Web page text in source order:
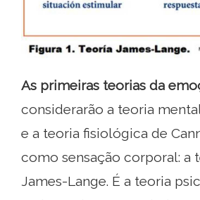
As primeiras teorias da
considerarão a teoria
e a teoria fisiológica de
como sensação corporal: a
James-Lange. É a teoria